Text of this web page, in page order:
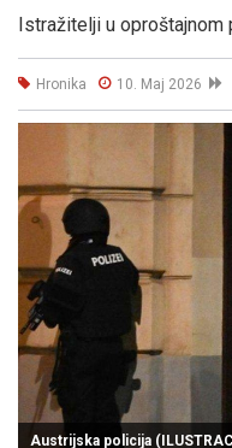
Istražitelji u oproštajnom
Hronika 10. Maj 2026
Austrijska policija